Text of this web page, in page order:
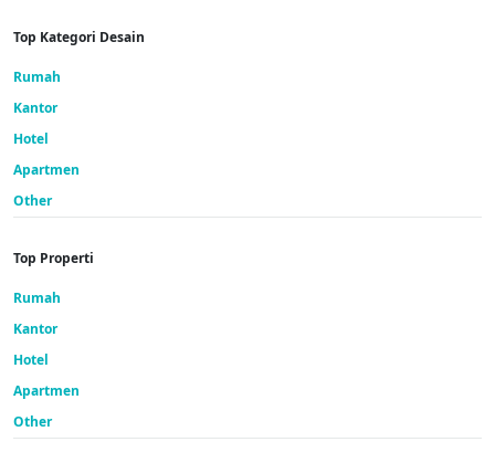
Top Kategori Desain
Rumah
Kantor
Hotel
Apartmen
Other
Top Properti
Rumah
Kantor
Hotel
Apartmen
Other